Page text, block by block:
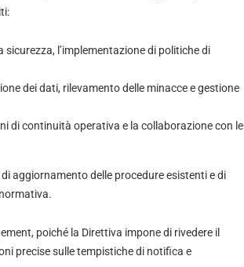
l’implementazione di politiche di
dei dati, rilevamento delle minacce e gestione
di continuità operativa e la collaborazione con le
aggiornamento delle procedure esistenti e di
poiché la Direttiva impone di rivedere il
precise sulle tempistiche di notifica e